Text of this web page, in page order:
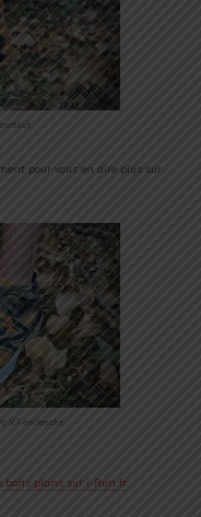
pour vous en dire plus sur
V7 enclenché